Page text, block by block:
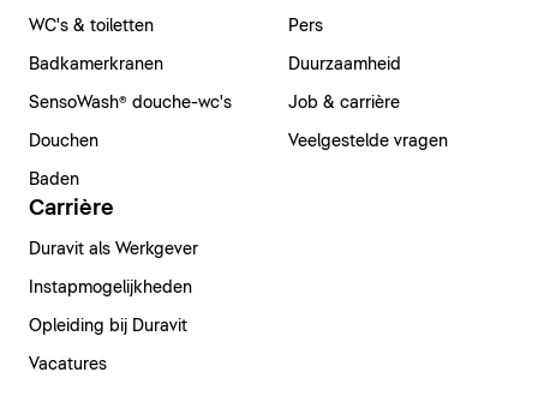
WC's & toiletten
Badkamerkranen
SensoWash® douche-wc's
Douchen
Baden
Pers
Duurzaamheid
Job & carrière
Veelgestelde vragen
Carrière
Duravit als Werkgever
Instapmogelijkheden
Opleiding bij Duravit
Vacatures